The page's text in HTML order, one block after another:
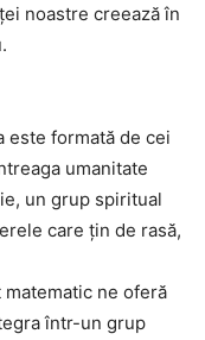
noastre creează în
este formată de cei
umanitate
un grup spiritual
care ţin de rasă,
ne oferă
într-un grup